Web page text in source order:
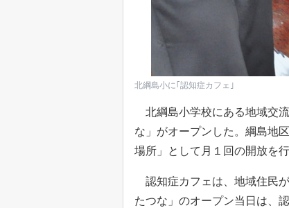
北綱島小に｢認知症カフェ｣
北綱島小学校にある地域交
な」がオープンした。綱島地
場所」として月１回の開放を行
認知症カフェは、地域住民
たつな」のオープン当日は、